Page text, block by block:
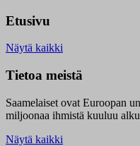
Etusivu
Näytä kaikki
Tietoa meistä
Saamelaiset ovat Euroopan
miljoonaa ihmistä kuuluu
Näytä kaikki